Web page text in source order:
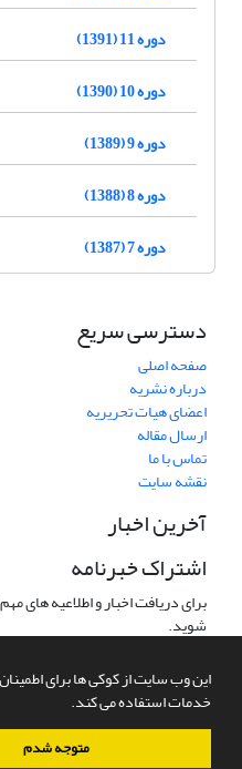
این وب سایت از کوکی ها برای اطمینان
خدمات استفاده می کند.
متوجه شدم
دوره 11 (1391)
دوره 10 (1390)
دوره 9 (1389)
دوره 8 (1388)
دوره 7 (1387)
دسترسی سریع
صفحه اصلی
درباره نشریه
اعضای هیات تحریریه
ارسال مقاله
تماس با ما
نقشه سایت
آخرین اخبار
اشتراک خبرنامه
برای دریافت اخبار و اطلاعیه های
شوید.